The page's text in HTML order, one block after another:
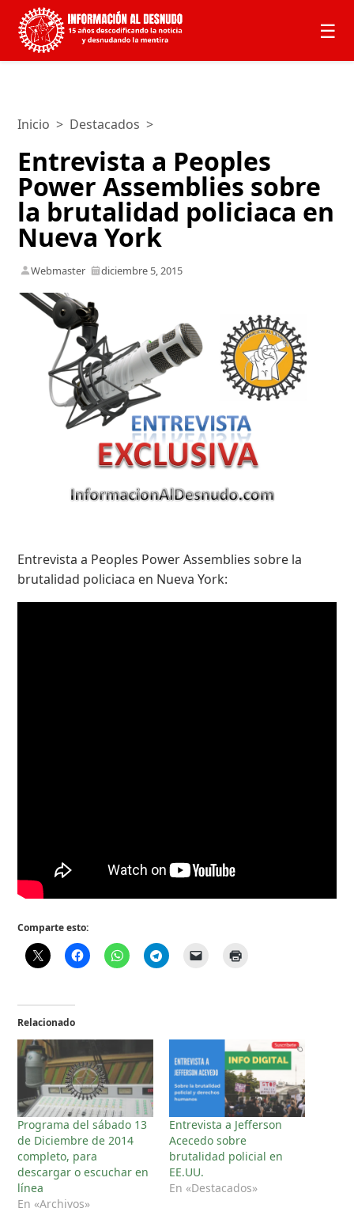
☰
Inicio > Destacados >
Entrevista a Peoples
Power Assemblies sobre
la brutalidad policiaca en
Nueva York
Webmaster diciembre 5, 2015
Entrevista a Peoples Power Assemblies sobre la
brutalidad policiaca en Nueva York:
Comparte esto:
Relacionado
Programa del sábado 13
de Diciembre de 2014
completo, para
descargar o escuchar en
línea
En «Archivos»
Entrevista a Jefferson
Acecedo sobre
brutalidad policial en
EE.UU.
En «Destacados»